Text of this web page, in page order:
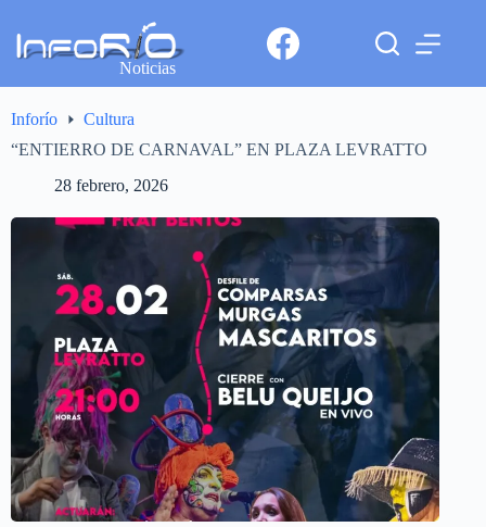
Noticias
Inforío
Cultura
“ENTIERRO DE CARNAVAL” EN PLAZA LEVRATTO
28 febrero, 2026